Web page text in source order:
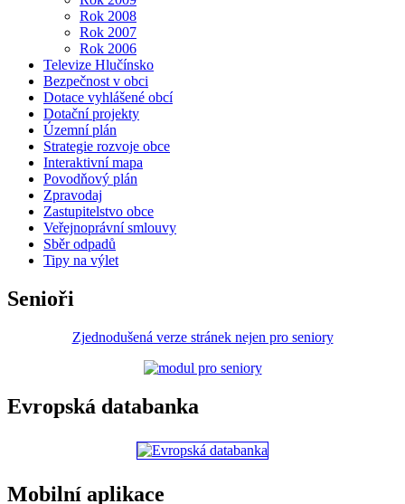
Rok 2008
Rok 2007
Rok 2006
Televize Hlučínsko
Bezpečnost v obci
Dotace vyhlášené obcí
Dotační projekty
Územní plán
Strategie rozvoje obce
Interaktivní mapa
Povodňový plán
Zpravodaj
Zastupitelstvo obce
Veřejnoprávní smlouvy
Sběr odpadů
Tipy na výlet
Senioři
Zjednodušená verze stránek nejen pro seniory
Evropská databanka
Mobilní aplikace